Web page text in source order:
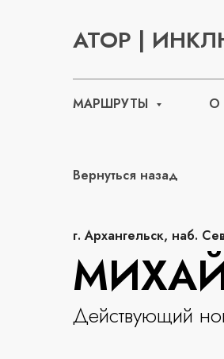
АТОР |
МАРШРУТЫ О
Вернуться назад
г. Архангельск, наб.
Действующий